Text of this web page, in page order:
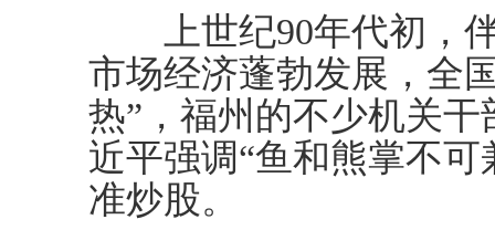
上世纪90年代初，伴
市场经济蓬勃发展，全
热”，福州的不少机关
近平强调“鱼和熊掌不
准炒股。